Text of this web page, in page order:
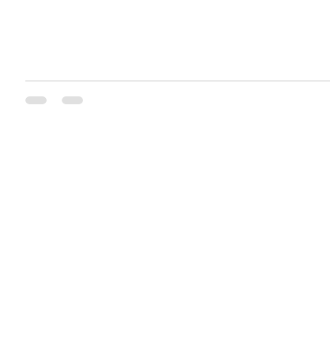
mění podněty, které v nás vyvolávají strach. Jako děti s